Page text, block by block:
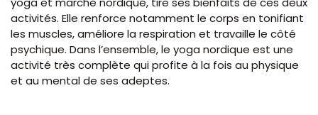
activités. Elle renforce notamment le corps en tonifiant
les muscles, améliore la respiration et travaille le côté
psychique. Dans l’ensemble, le yoga nordique est une
activité très complète qui profite à la fois au physique
et au mental de ses adeptes.